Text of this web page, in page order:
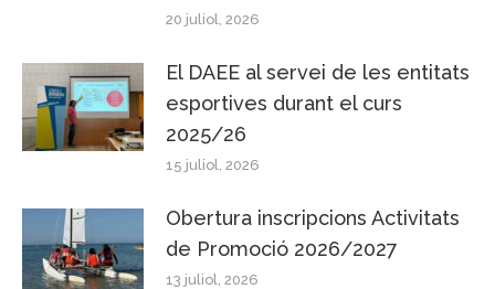
20 juliol, 2026
El DAEE al servei de les entitats
esportives durant el curs
2025/26
15 juliol, 2026
Obertura inscripcions Activitats
de Promoció 2026/2027
13 juliol, 2026